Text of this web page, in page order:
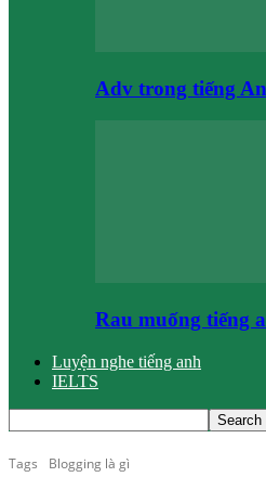
Adv trong tiếng
Rau muống tiếng
Luyện nghe tiếng anh
IELTS
Tags Blogging là gì